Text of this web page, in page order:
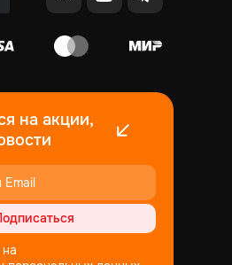
на акции,